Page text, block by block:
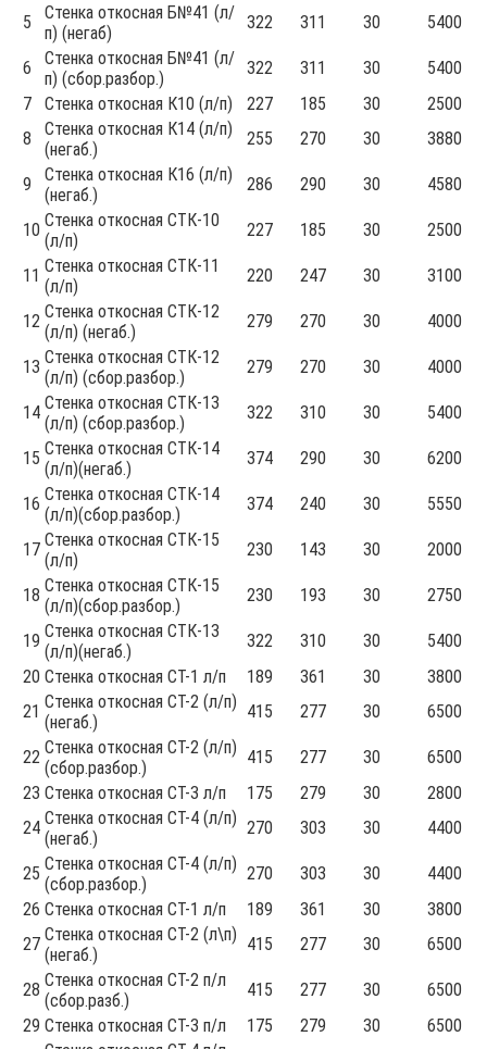
5
Стенка откосная Б№41 (л/
п) (негаб)
322 311 30 5400
6
Стенка откосная Б№41 (л/
п) (сбор.разбор.)
322 311 30
5400
7
Стенка откосная К10 (л/п) 227 185 30
2500
8
Стенка откосная К14 (л/п)
(негаб.)
255 270 30 3880
9
Стенка откосная К16 (л/п)
(негаб.)
286 290 30 4580
10 Стенка откосная СТК-10
(л/п)
227 185 30 2500
11 Стенка откосная СТК-11
(л/п)
220 247 30 3100
12 Стенка откосная СТК-12
(л/п) (негаб.)
279 270 30 4000
13 Стенка откосная СТК-12
(л/п) (сбор.разбор.)
279 270 30 4000
14 Стенка откосная СТК-13
(л/п) (сбор.разбор.)
322 310 30 5400
15 Стенка откосная СТК-14
(л/п)(негаб.)
374 290 30 6200
16 Стенка откосная СТК-14
(л/п)(сбор.разбор.)
374 240 30 5550
17 Стенка откосная СТК-15
(л/п)
230 143 30 2000
18 Стенка откосная СТК-15
(л/п)(сбор.разбор.)
230 193 30 2750
19 Стенка откосная СТК-13
(л/п)(негаб.)
322 310 30
5400
20 Стенка откосная СТ-1 л/п 189 361 30
3800
21 Стенка откосная СТ-2 (л/п)
(негаб.)
415 277 30 6500
22 Стенка откосная СТ-2 (л/п)
(сбор.разбор.)
415 277 30
6500
23 Стенка откосная СТ-3 л/п 175 279 30
2800
24 Стенка откосная СТ-4 (л/п)
(негаб.)
270 303 30 4400
25 Стенка откосная СТ-4 (л/п)
(сбор.разбор.)
270 303 30
4400
26 Стенка откосная СТ-1 л/п 189 361 30
3800
27 Стенка откосная СТ-2 (л\п)
(негаб.)
415 277 30 6500
28 Стенка откосная СТ-2 п/л
(сбор.разб.)
415 277 30
6500
29 Стенка откосная СТ-3 п/л 175 279 30
6500